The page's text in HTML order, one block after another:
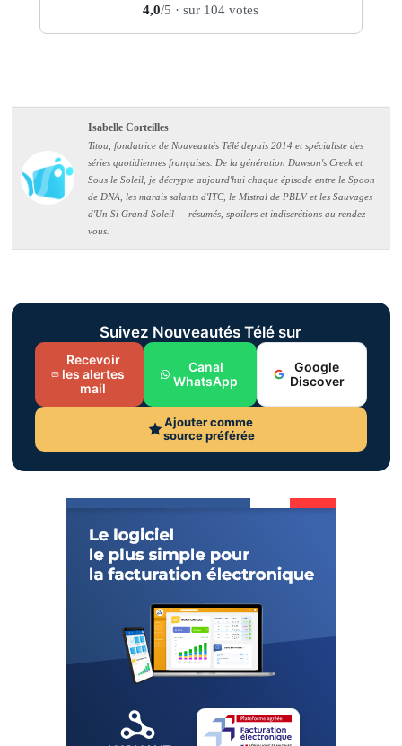
4,0/5 · sur 104 votes
Isabelle Corteilles
Titou, fondatrice de Nouveautés Télé depuis 2014 et spécialiste des
séries quotidiennes françaises. De la génération Dawson's Creek et
Sous le Soleil, je décrypte aujourd'hui chaque épisode entre le Spoon
de DNA, les marais salants d'ITC, le Mistral de PBLV et les Sauvages
d'Un Si Grand Soleil — résumés, spoilers et indiscrétions au rendez-
vous.
Suivez Nouveautés Télé sur
Recevoir
les alertes
mail
Canal
WhatsApp
Google
Discover
Ajouter comme
source préférée